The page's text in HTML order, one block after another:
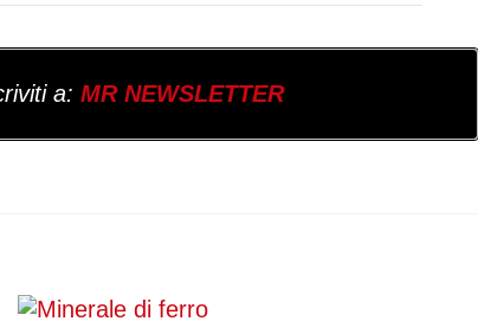
a: MR NEWSLETTER